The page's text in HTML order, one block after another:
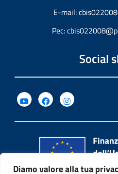
Diamo valore alla tua
E-mail:
Pec:
Social